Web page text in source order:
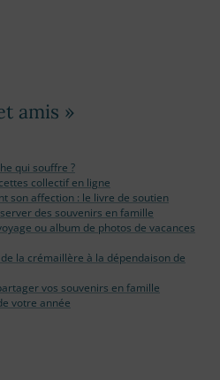
amis »
qui souffre ?
collectif en ligne
son affection : le livre de soutien
des souvenirs en famille
ou album de photos de vacances
la crémaillère à la dépendaison de
vos souvenirs en famille
votre année